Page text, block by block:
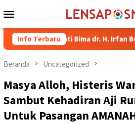
ke
Mobile
Info Terbaru
Bupati Bima dr. H. Irfan Bergabung
Beranda Uncategorized
Masya Alloh, Histeris
Sambut Kehadiran Aji
Untuk Pasangan